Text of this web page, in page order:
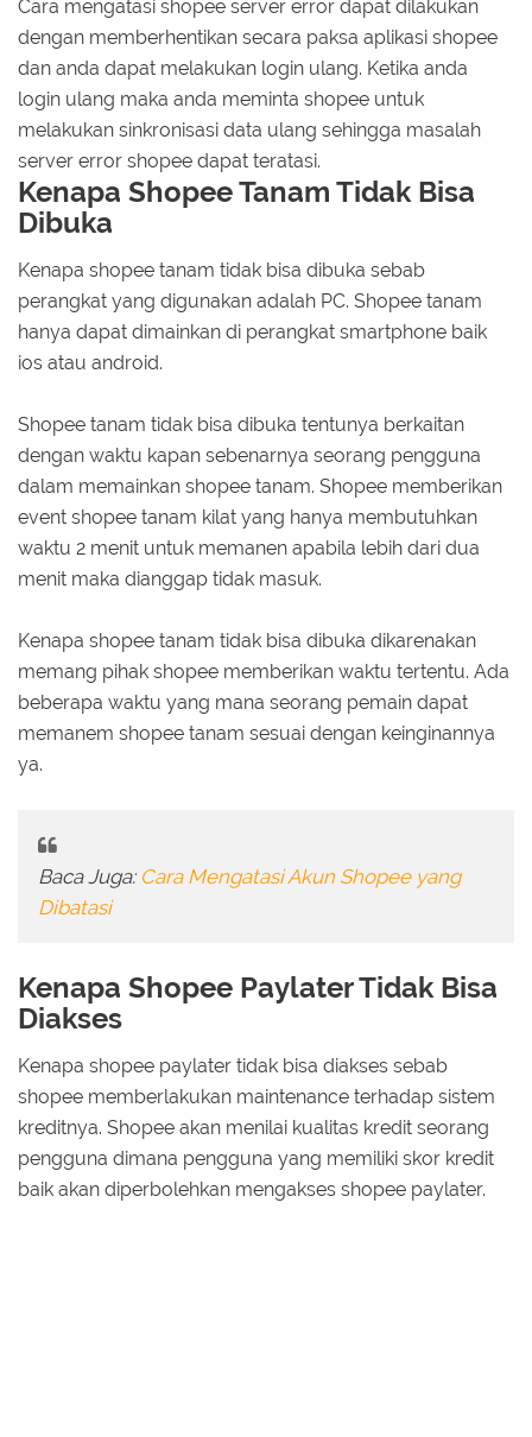
Cara mengatasi shopee server error dapat dilakukan
dengan memberhentikan secara paksa aplikasi shopee
dan anda dapat melakukan login ulang. Ketika anda
login ulang maka anda meminta shopee untuk
melakukan sinkronisasi data ulang sehingga masalah
server error shopee dapat teratasi.
Kenapa Shopee Tanam Tidak Bisa
Dibuka
Kenapa shopee tanam tidak bisa dibuka sebab
perangkat yang digunakan adalah PC. Shopee tanam
hanya dapat dimainkan di perangkat smartphone baik
ios atau android.
Shopee tanam tidak bisa dibuka tentunya berkaitan
dengan waktu kapan sebenarnya seorang pengguna
dalam memainkan shopee tanam. Shopee memberikan
event shopee tanam kilat yang hanya membutuhkan
waktu 2 menit untuk memanen apabila lebih dari dua
menit maka dianggap tidak masuk.
Kenapa shopee tanam tidak bisa dibuka dikarenakan
memang pihak shopee memberikan waktu tertentu. Ada
beberapa waktu yang mana seorang pemain dapat
memanem shopee tanam sesuai dengan keinginannya
ya.
Baca Juga: Cara Mengatasi Akun Shopee yang
Dibatasi
Kenapa Shopee Paylater Tidak Bisa
Diakses
Kenapa shopee paylater tidak bisa diakses sebab
shopee memberlakukan maintenance terhadap sistem
kreditnya. Shopee akan menilai kualitas kredit seorang
pengguna dimana pengguna yang memiliki skor kredit
baik akan diperbolehkan mengakses shopee paylater.